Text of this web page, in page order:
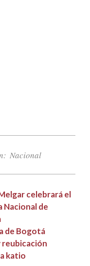
Nacional
celebrará el
Nacional de
de Bogotá
reubicación
katio